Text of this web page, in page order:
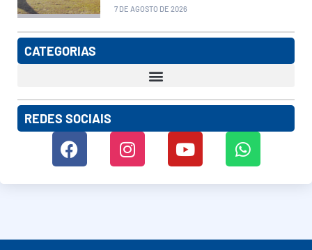
7 DE AGOSTO DE 2026
CATEGORIAS
REDES SOCIAIS